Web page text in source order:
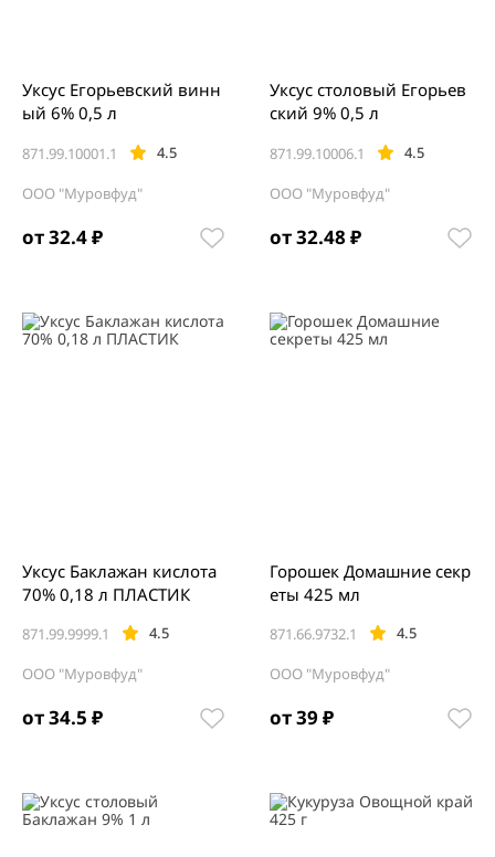
от 32.4 ₽
871.99.10001.1 4.5
Уксус Егорьевский винн
ый 6% 0,5 л
ООО "Муровфуд"
от 32.48 ₽
871.99.10006.1 4.5
Уксус столовый Егорьев
ский 9% 0,5 л
ООО "Муровфуд"
от 34.5 ₽
871.99.9999.1 4.5
Уксус Баклажан кислота
70% 0,18 л ПЛАСТИК
ООО "Муровфуд"
от 39 ₽
871.66.9732.1 4.5
Горошек Домашние секр
еты 425 мл
ООО "Муровфуд"